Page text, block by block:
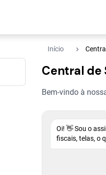
Início navigate_next
Central de
Bem-vindo à
Oi! 👋 Sou o
fiscais, telas, o